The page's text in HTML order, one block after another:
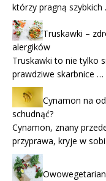
którzy pragną szybkich
Truskawki –
alergików
Truskawki to nie tylko
prawdziwe skarbnice …
Cynamon na
schudnąć?
Cynamon, znany
przyprawa, kryje w